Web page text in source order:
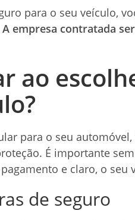
para o seu veículo,
A empresa contratada
ao
para o seu
É importante
e claro, o seu
de seguro